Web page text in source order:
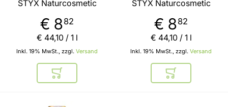
STYX Naturcosmetic
€ 882
Inkl. 19% MwSt., zzgl. Versand
€ 44,10/ 1 l
In den Warenkorb
STYX Naturcosmetic
€ 882
Inkl. 19% MwSt., zzgl. Versand
€ 44,10/ 1 l
In den